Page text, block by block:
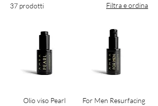
37 prodotti Filtra e ordina
Olio viso Pearl
For Men Resurfacing